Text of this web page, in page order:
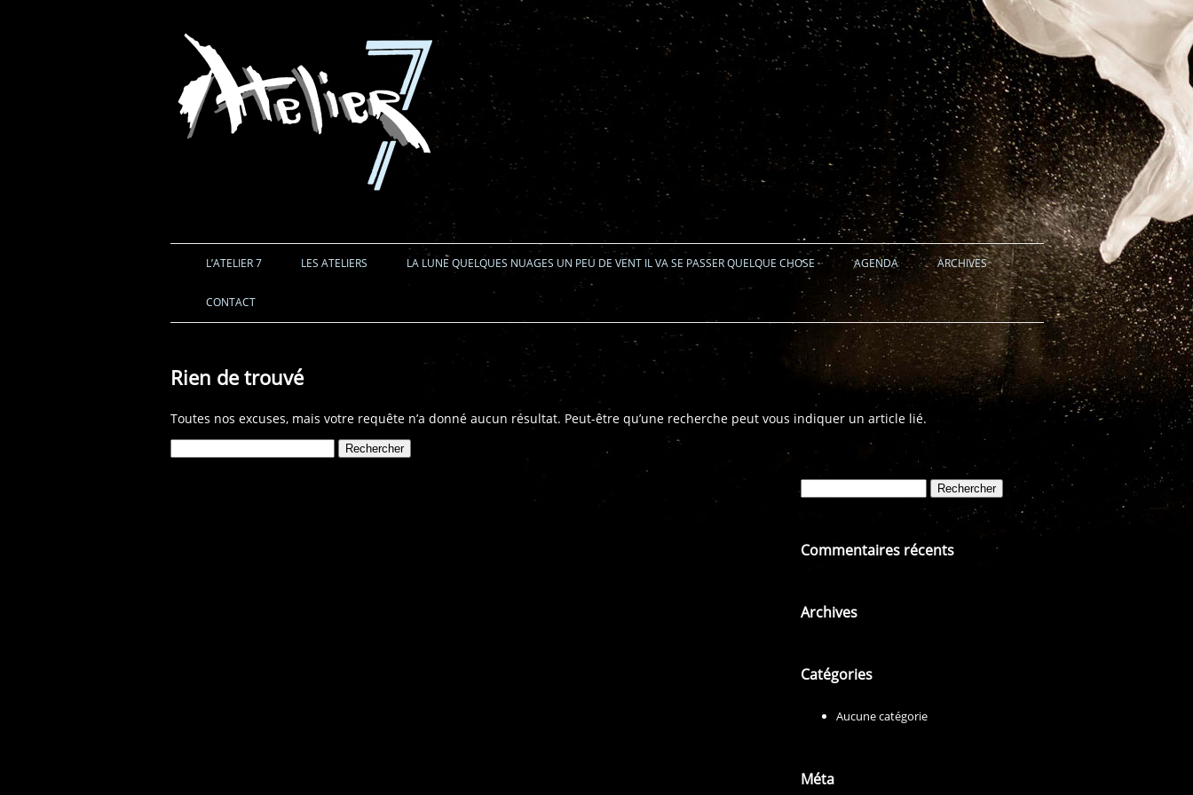
Aller au contenu
L’ATELIER 7 LES ATELIERS LA LUNE QUELQUES NUAGES UN PEU DE VENT IL VA SE PASSER QUELQUE CHOSE AGENDA ARCHIVES
CONTACT
Rien de trouvé
Toutes nos excuses, mais votre requête n’a donné aucun résultat. Peut-être qu’une recherche peut vous indiquer un article lié.
Commentaires récents
Archives
Catégories
Aucune catégorie
Méta